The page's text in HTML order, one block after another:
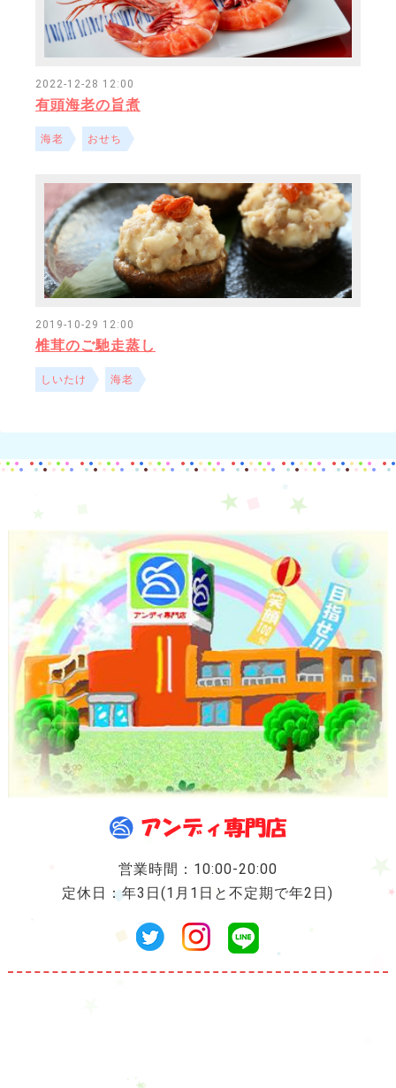
2022-12-28 12:00
有頭海老の旨煮
海老 おせち
2019-10-29 12:00
椎茸のご馳走蒸し
しいたけ 海老
営業時間：10:00-20:00
定休日：年3日(1月1日と不定期で年2日)